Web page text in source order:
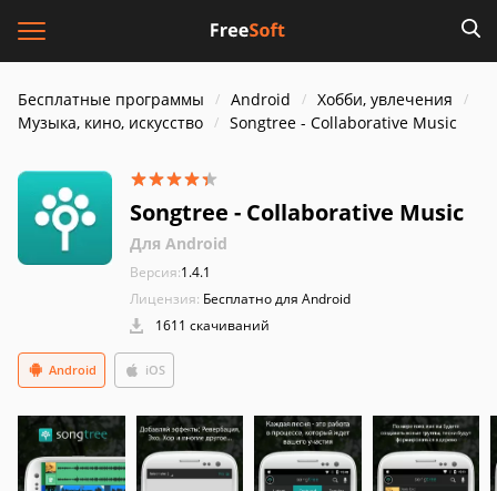
Бесплатные программы Android
Хобби, увлечения
Музыка, кино, искусство
Songtree - Collaborative Music
Songtree - Collaborative Music
Для Android
Версия:1.4.1
Лицензия: Бесплатно для Android
1611 скачиваний
Android iOS